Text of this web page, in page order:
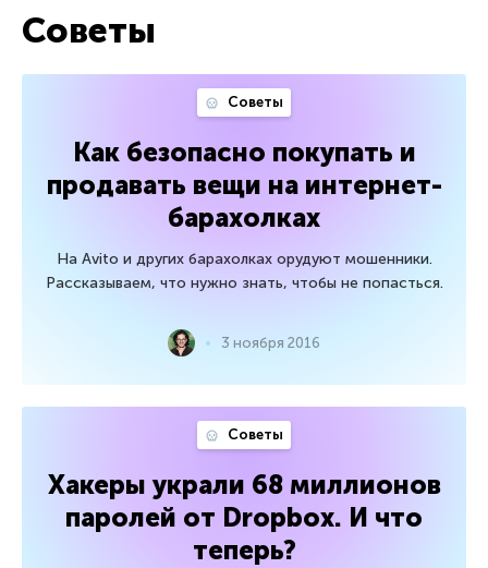
Советы
Советы
Как безопасно покупать и
продавать вещи на интернет-
барахолках
На Avito и других барахолках орудуют мошенники.
Рассказываем, что нужно знать, чтобы не попасться.
3 ноября 2016
Советы
Хакеры украли 68 миллионов
паролей от Dropbox. И что
теперь?